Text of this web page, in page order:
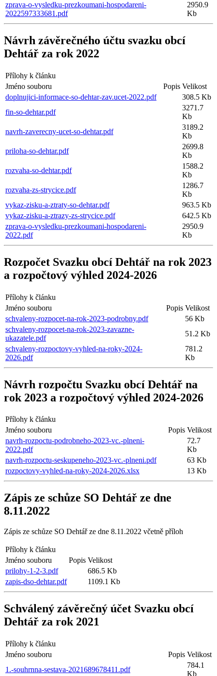
zprava-o-vysledku-prezkoumani-hospodareni-
2022597333681.pdf
2950.9
Kb
Návrh závěrečného účtu svazku obcí
Dehtář za rok 2022
Přílohy k článku
Jméno souboru
Popis Velikost
doplnujici-informace-so-dehtar-zav.ucet-2022.pdf
308.5 Kb
fin-so-dehtar.pdf
3271.7
Kb
navrh-zaverecny-ucet-so-dehtar.pdf
3189.2
Kb
priloha-so-dehtar.pdf
2699.8
Kb
rozvaha-so-dehtar.pdf
1588.2
Kb
rozvaha-zs-strycice.pdf
1286.7
Kb
vykaz-zisku-a-ztraty-so-dehtar.pdf
963.5 Kb
vykaz-zisku-a-ztrazy-zs-strycice.pdf
642.5 Kb
zprava-o-vysledku-prezkoumani-hospodareni-
2022.pdf
2950.9
Kb
Rozpočet Svazku obcí Dehtář na rok 2023
a rozpočtový výhled 2024-2026
Přílohy k článku
Jméno souboru
Popis Velikost
schvaleny-rozpocet-na-rok-2023-podrobny.pdf
56 Kb
schvaleny-rozpocet-na-rok-2023-zavazne-
ukazatele.pdf
51.2 Kb
schvaleny-rozpoctovy-vyhled-na-roky-2024-
2026.pdf
781.2
Kb
Návrh rozpočtu Svazku obcí Dehtář na
rok 2023 a rozpočtový výhled 2024-2026
Přílohy k článku
Jméno souboru
Popis Velikost
navrh-rozpoctu-podrobneho-2023-vc.-plneni-
2022.pdf
72.7
Kb
navrh-rozpoctu-seskupeneho-2023-vc.-plneni.pdf
63 Kb
rozpoctovy-vyhled-na-roky-2024-2026.xlsx
13 Kb
Zápis ze schůze SO Dehtář ze dne
8.11.2022
Zápis ze schůze SO Dehtář ze dne 8.11.2022 včetně příloh
Přílohy k článku
Jméno souboru
Popis Velikost
prilohy-1-2-3.pdf
686.5 Kb
zapis-dso-dehtar.pdf
1109.1 Kb
Schválený závěrečný účet Svazku obcí
Dehtář za rok 2021
Přílohy k článku
Jméno souboru
Popis Velikost
1.-souhrnna-sestava-2021689678411.pdf
784.1
Kb